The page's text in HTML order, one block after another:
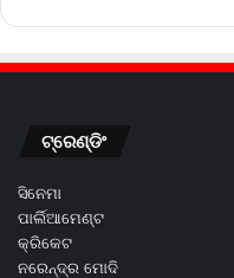
ଟ୍ରେଣ୍ଡିଂ
ସିନେମା
ପାର୍ଲିଆମେଣ୍ଟ
କ୍ରିକେଟ
ନରେନ୍ଦ୍ର ମୋଦି